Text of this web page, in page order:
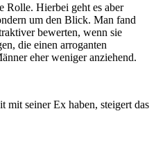
Rolle. Hierbei geht es aber
um den Blick. Man fand
bewerten, wenn sie
die einen arroganten
eher weniger anziehend.
mit seiner Ex haben, steigert das